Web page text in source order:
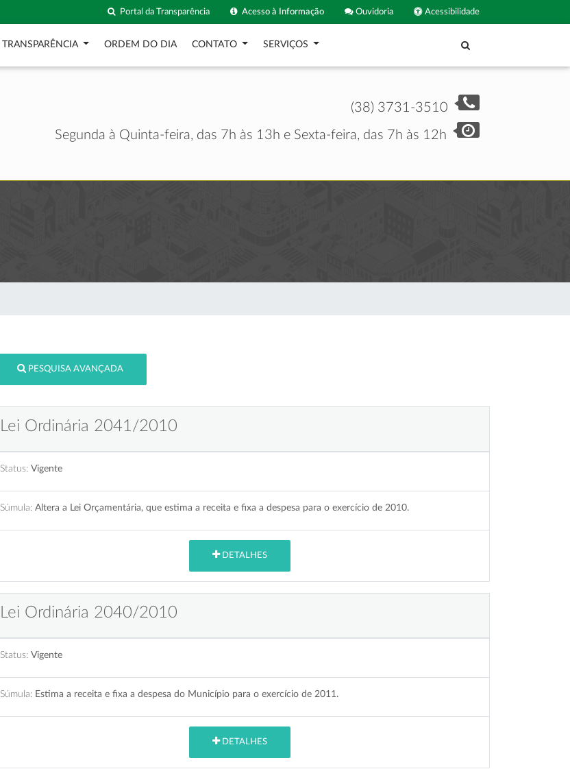
Acessibilidade
Ouvidoria
Acesso à Informação
Portal da Transparência
TRANSPARÊNCIA ORDEM DO DIA CONTATO SERVIÇOS
(38) 3731-3510
Segunda à Quinta-feira, das 7h às 13h e Sexta-feira, das 7h às 12h
PESQUISA AVANÇADA
Lei Ordinária 2041/2010
Status: Vigente
Súmula: Altera a Lei Orçamentária, que estima a receita e fixa a despesa para o exercício de 2010.
DETALHES
Lei Ordinária 2040/2010
Status: Vigente
Súmula: Estima a receita e fixa a despesa do Município para o exercício de 2011.
DETALHES